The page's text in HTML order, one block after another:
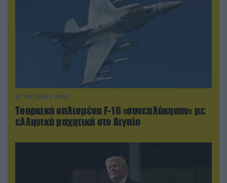
07.08.2026 | 00:02
Τουρκικά οπλισμένα F-16 «συνεπλάκησαν» με
ελληνικά μαχητικά στο Αιγαίο